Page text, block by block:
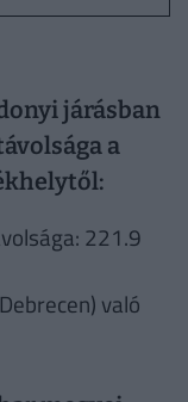
járásban
a
221.9
való